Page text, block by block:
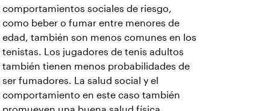
comportamientos sociales de riesgo,
como beber o fumar entre menores de
edad, también son menos comunes en los
tenistas. Los jugadores de tenis adultos
también tienen menos probabilidades de
ser fumadores. La salud social y el
comportamiento en este caso también